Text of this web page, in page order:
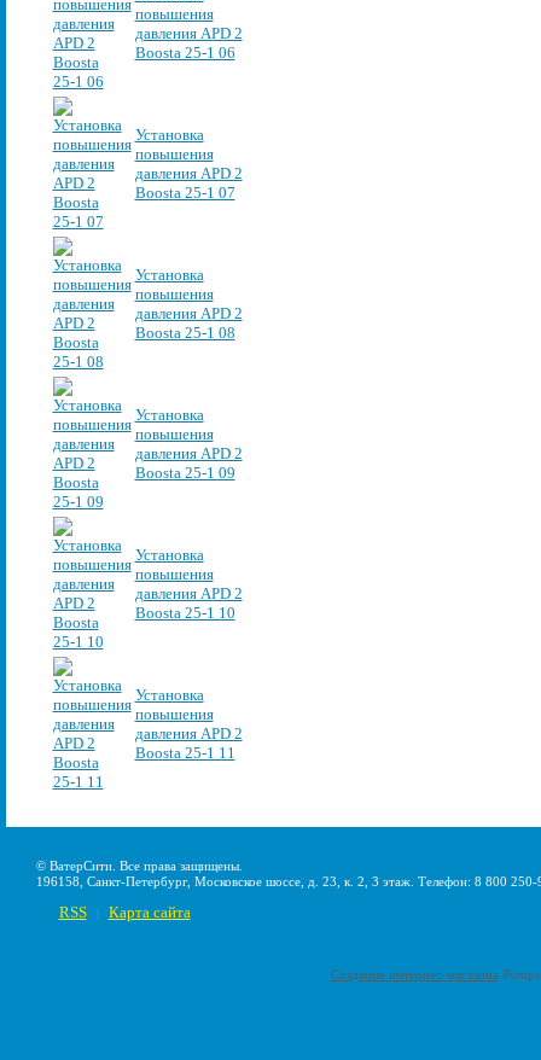
повышения
давления APD 2
Boosta 25-1 06
Установка
повышения
давления APD 2
Boosta 25-1 07
Установка
повышения
давления APD 2
Boosta 25-1 08
Установка
повышения
давления APD 2
Boosta 25-1 09
Установка
повышения
давления APD 2
Boosta 25-1 10
Установка
повышения
давления APD 2
Boosta 25-1 11
© ВатерСити. Все права защищены.
196158, Санкт-Петербург, Московское шоссе, д. 23, к. 2, 3 этаж. Телефон: 8 800
RSS Карта сайта
Создание интернет-магазина